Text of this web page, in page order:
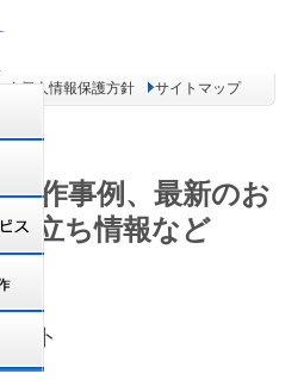
個人情報保護方針 サイトマップ
作事例、最新のお
立ち情報など
ート